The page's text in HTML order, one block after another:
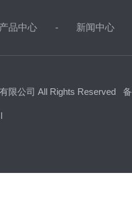
产品中心 新闻中心
限公司 All Rights Reserved